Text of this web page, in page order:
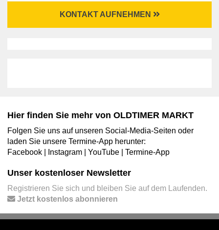
KONTAKT AUFNEHMEN
Hier finden Sie mehr von OLDTIMER MARKT
Folgen Sie uns auf unseren Social-Media-Seiten oder
laden Sie unsere Termine-App herunter:
Facebook
Instagram YouTube Termine-App
Unser kostenloser Newsletter
Registrieren Sie sich und bleiben Sie auf dem Laufenden.
Jetzt kostenlos abonnieren